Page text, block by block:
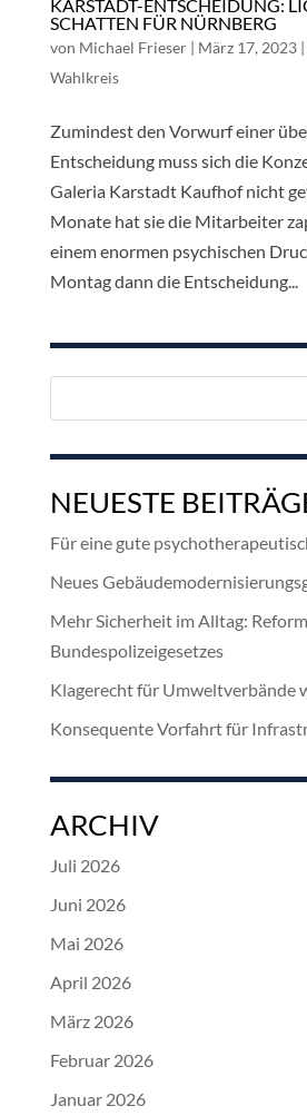
KARSTADT-ENTSCHEIDUNG:
SCHATTEN FÜR NÜRNBERG
von Michael Frieser| März 17, 2023|
Wahlkreis
Zumindest den Vorwurf einer
Entscheidung muss sich die
Galeria Karstadt Kaufhof nicht
Monate hat sie die Mitarbeiter
einem enormen psychischen
Montag dann die Entscheidung...
NEUESTE
Für eine gute
Neues
Mehr Sicherheit im Alltag:
Bundespolizeigesetzes
Klagerecht für Umweltverbände
Konsequente Vorfahrt für
ARCHIV
Juli 2026
Juni 2026
Mai 2026
April 2026
März 2026
Februar 2026
Januar 2026